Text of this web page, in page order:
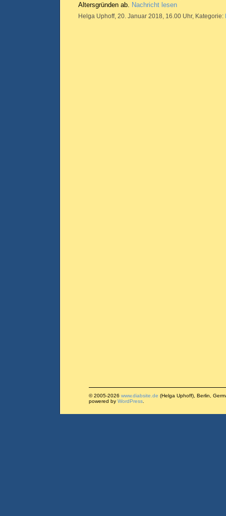
Altersgründen ab. Nachricht lesen
Helga Uphoff, 20. Januar 2018, 16.00 Uhr, Kategorie:
© 2005-2026 www.diabsite.de (Helga Uphoff), Berlin,
powered by WordPress.